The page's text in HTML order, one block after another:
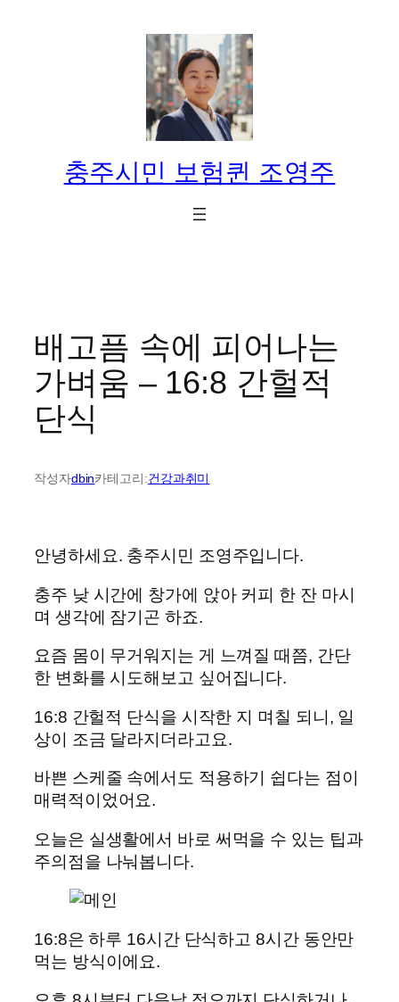
충주시민 보험퀸 조영주
배고픔 속에 피어나는
가벼움 – 16:8 간헐적
단식
작성자dbin카테고리:건강과취미
안녕하세요. 충주시민 조영주입니다.
충주 낮 시간에 창가에 앉아 커피 한 잔 마시
며 생각에 잠기곤 하죠.
요즘 몸이 무거워지는 게 느껴질 때쯤, 간단
한 변화를 시도해보고 싶어집니다.
16:8 간헐적 단식을 시작한 지 며칠 되니, 일
상이 조금 달라지더라고요.
바쁜 스케줄 속에서도 적용하기 쉽다는 점이
매력적이었어요.
오늘은 실생활에서 바로 써먹을 수 있는 팁과
주의점을 나눠봅니다.
16:8은 하루 16시간 단식하고 8시간 동안만
먹는 방식이에요.